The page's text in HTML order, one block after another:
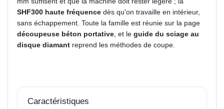
SHF300 haute fréquence dès qu'on travaille en intérieur,
sans échappement. Toute la famille est réunie sur la page
découpeuse béton portative , et le guide du sciage au
disque diamant reprend les méthodes de coupe.
Caractéristiques